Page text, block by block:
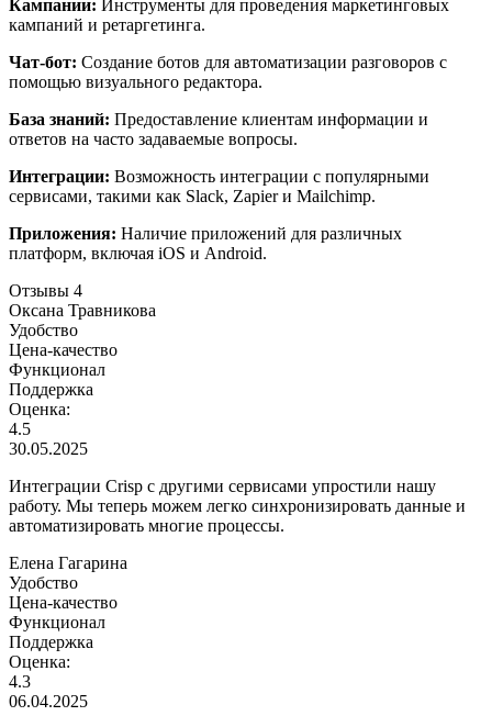
Кампании: Инструменты для проведения маркетинговых
кампаний и ретаргетинга.
Чат-бот: Создание ботов для автоматизации разговоров с
помощью визуального редактора.
База знаний: Предоставление клиентам информации и
ответов на часто задаваемые вопросы.
Интеграции: Возможность интеграции с популярными
сервисами, такими как Slack, Zapier и Mailchimp.
Приложения: Наличие приложений для различных
платформ, включая iOS и Android.
Отзывы 4
Оксана Травникова
Удобство
Цена-качество
Функционал
Поддержка
Оценка:
4.5
30.05.2025
Интеграции Crisp с другими сервисами упростили нашу
работу. Мы теперь можем легко синхронизировать данные и
автоматизировать многие процессы.
Елена Гагарина
Удобство
Цена-качество
Функционал
Поддержка
Оценка:
4.3
06.04.2025